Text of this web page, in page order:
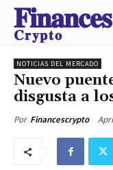
𝐅𝐢𝐧𝐚𝐧𝐜𝐞𝐬
𝐂𝐫𝐲𝐩𝐭𝐨
NOTICIAS DEL MERCADO
Nuevo
disgusta a
Por Financescrypto